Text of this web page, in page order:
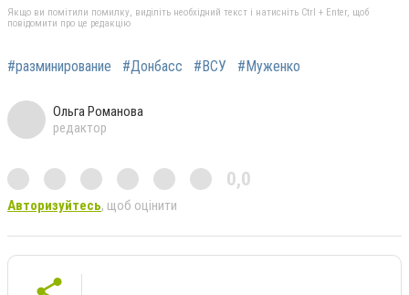
Якщо ви помітили помилку, виділіть необхідний текст і натисніть Ctrl + Enter, щоб
повідомити про це редакцію
#разминирование #Донбасс #ВСУ #Муженко
Ольга Романова
редактор
0,0
Авторизуйтесь, щоб оцінити